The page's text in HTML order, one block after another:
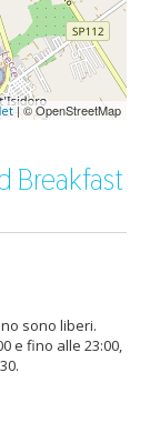
| © OpenStreetMap
Breakfast
sono liberi.
e fino alle 23:00,